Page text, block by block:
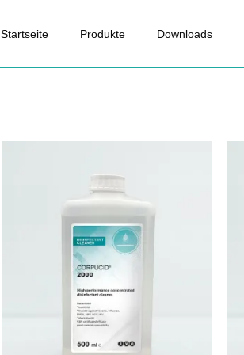
Startseite Produkte Downloads